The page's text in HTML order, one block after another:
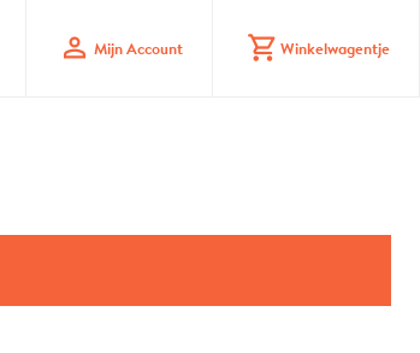
profile Mijn Account shopping_cart Winkelwagentje